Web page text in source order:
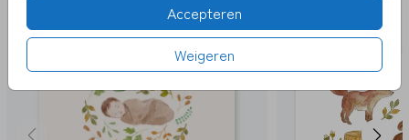
Accepteren
Weigeren